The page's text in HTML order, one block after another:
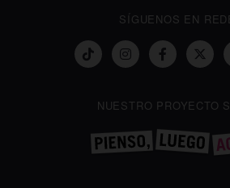
SÍGUENOS EN
NUESTRO PROYECTO